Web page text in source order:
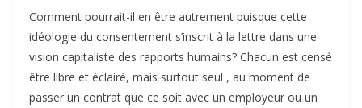
Comment pourrait-il en être autrement puisque cette
idéologie du consentement s’inscrit à la lettre dans une
vision capitaliste des rapports humains? Chacun est censé
être libre et éclairé, mais surtout seul , au moment de
passer un contrat que ce soit avec un employeur ou un